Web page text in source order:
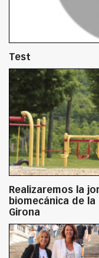
Test
Realizaremos la
biomecánica de la
Girona